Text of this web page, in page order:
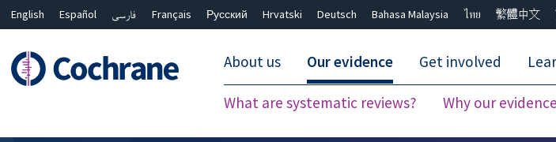
English Español فارسی Français Русский Hrvatski Deutsch Bahasa Malaysia ไทย 繁體中文
About us Our evidence
What are systematic reviews? Why our
Get involved